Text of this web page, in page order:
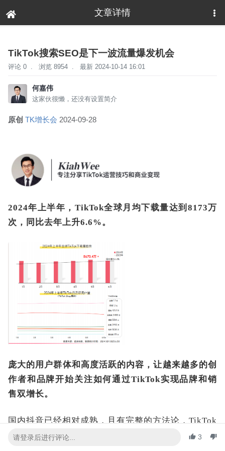
文章详情
下拉刷新
TikTok搜索SEO是下一波流量爆发机会
评论 0 . 浏览 8954 . 最新 2024-10-14 16:01
何嘉伟
这家伙很懒，还没有设置简介
原创 TK增长会 2024-09-28
2024年上半年，TikTok全球月均下载量达到8173万
次，同比去年上升6.6%。
庞大的用户群体和高度活跃的内容，让越来越多的创
作者和品牌开始关注如何通过TikTok实现品牌和销
售双增长。
国内抖音已经相对成熟，且有完整的方法论，TikTok
搜索还处于起步阶段，相信也会和国内一样，成为主
3